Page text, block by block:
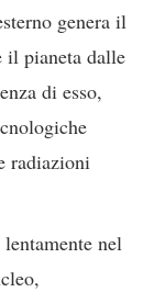
genera il
il pianeta dalle
di esso,
radiazioni
nel